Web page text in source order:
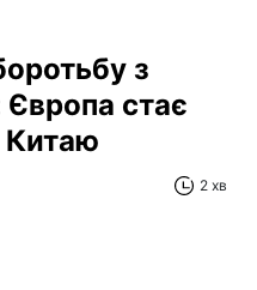
з
стає
Китаю
2 хв